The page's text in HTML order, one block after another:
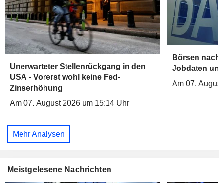
Unerwarteter Stellenrückgang in den
USA - Vorerst wohl keine Fed-
Zinserhöhung
Am 07. August 2026 um 15:14 Uhr
Börsen
Jobdaten
Am 07.
Mehr Analysen
Meistgelesene Nachrichten